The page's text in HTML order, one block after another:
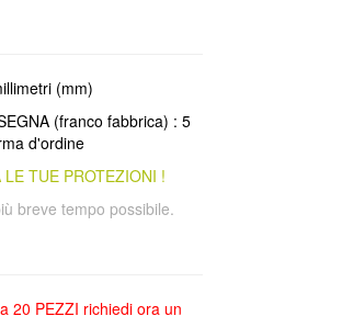
(mm)
(franco fabbrica) : 5
d'ordine
TUE PROTEZIONI !
breve tempo possibile.
20 PEZZI richiedi ora un